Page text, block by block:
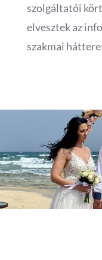
szolgáltatói
elvesztek az
szakmai